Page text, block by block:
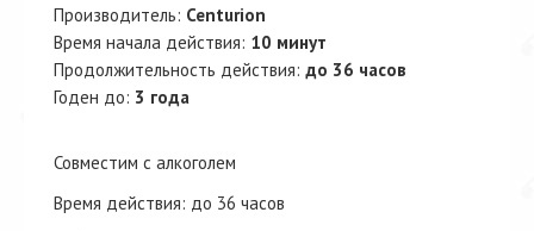
Производитель: Centurion
Время начала действия: 10 минут
Продолжительность действия: до 36 часов
Годен до: 3 года
Совместим с алкоголем
Время действия: до 36 часов